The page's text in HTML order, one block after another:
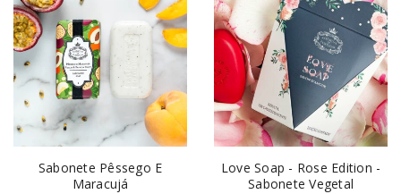
Sabonete Pêssego E
Maracujá
Love Soap - Rose Edition -
Sabonete Vegetal